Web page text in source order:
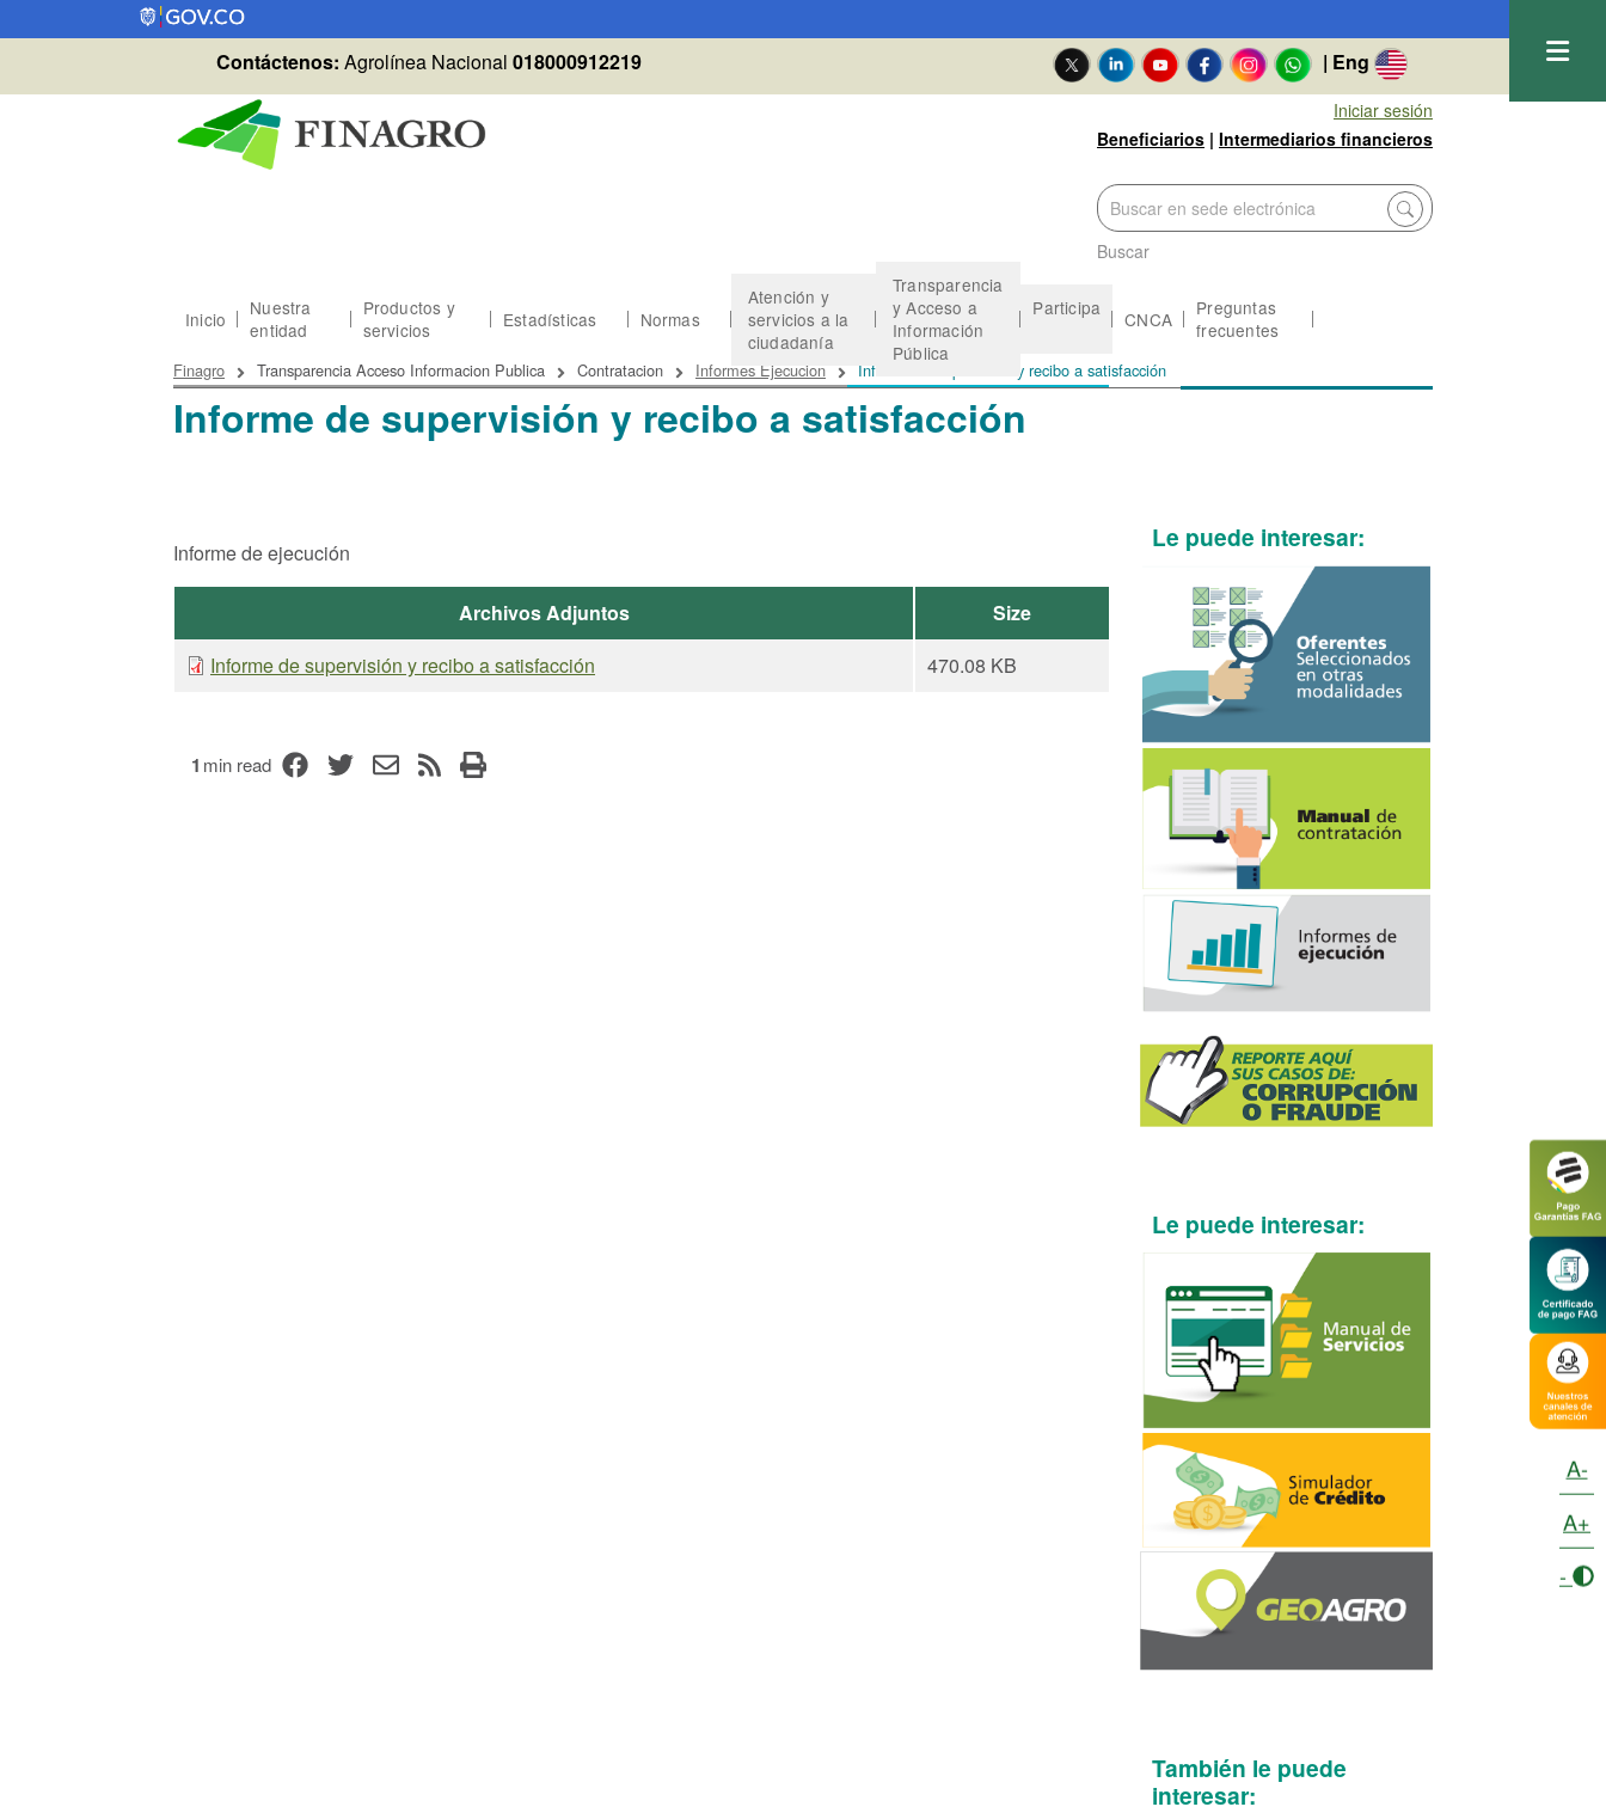
Pasar al contenido principal
Contáctenos: Agrolínea Nacional 018000912219 | Eng
Iniciar sesión
Beneficiarios | Intermediarios financieros
Buscar
Inicio
Nuestra
entidad
Productos y
servicios
Estadísticas Normas
Atención y
servicios a la
ciudadanía
Transparencia
y Acceso a
Información
Pública
Participa CNCA
Preguntas
frecuentes
Informe de supervisión y recibo a satisfacción
Sobrescribir enlaces de ayuda a la navegación
Finagro Transparencia Acceso Informacion Publica Contratacion Informes Ejecucion Informe de supervisión y recibo a satisfacción
Informe de ejecución
Archivos Adjuntos
Size
Informe de supervisión y recibo a satisfacción
470.08 KB
1 min read
Le puede interesar:
Le puede interesar:
También le puede
interesar:
A-
A+
-